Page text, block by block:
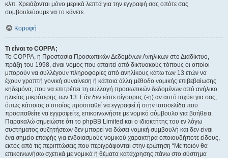
κλπ. Χρειάζονται μόνο μερικά λεπτά για την εγγραφή σας οπότε σας
συμβουλεύουμε να το κάνετε.
Κορυφή
Τι είναι το COPPA;
Το COPPA, ή Προστασία Προσωπικών Δεδομένων Ανηλίκων στο Διαδίκτυο,
πράξη του 1998, είναι νόμος που απαιτεί από δικτυακούς τόπους οι οποίοι
μπορούν να συλλέγουν πληροφορίες από ανηλίκους κάτω των 13 ετών να
έχουν γραπτή γονική συναίνεση ή κάποια άλλη μέθοδο νομικής επιβεβαίωσης
κηδεμόνα, που να επιτρέπει τη συλλογή προσωπικών δεδομένων από ανήλικο
ηλικίας μικρότερης των 13. Εάν δεν είστε σίγουρος (-η) αν αυτό ισχύει για σας,
όπως κάποιος ο οποίος προσπαθεί να εγγραφεί ή στην ιστοσελίδα που
προσπαθείτε να εγγραφείτε, επικοινωνήστε με νομικό σύμβουλο για βοήθεια.
Παρακαλώ σημειώστε ότι το phpBB Limited και ο ιδιοκτήτης του εν λόγω
συστήματος συζητήσεων δεν μπορεί να δώσει νομική συμβουλή και δεν είναι
ένα σημείο επαφής για ενδοιασμούς νομικού χαρακτήρα οποιουδήποτε είδους,
εκτός από τις περιπτώσεις που περιγράφονται στην ερώτηση “Με ποιόν θα
επικοινωνήσω σχετικά με νομικά ή θέματα κατάχρησης πάνω στο σύστημα